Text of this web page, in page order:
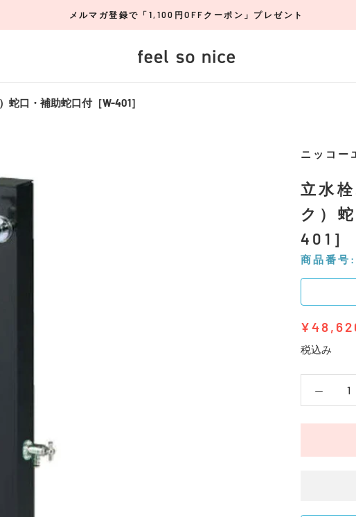
メルマガ登録で「1,100円OFFクーポン」プレゼント
口・補助蛇口付［W-401］
ニッコー
立水
ク）
401］
商品番号:
税込み